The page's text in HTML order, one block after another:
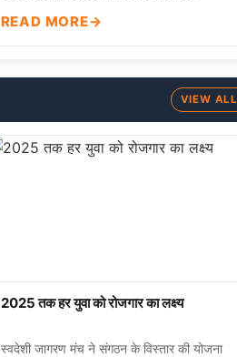
READ MORE
VIEW ALL
2025 तक हर युवा को रोजगार का लक्ष्य
स्वदेशी जागरण मंच ने संगठन के विस्तार की योजना